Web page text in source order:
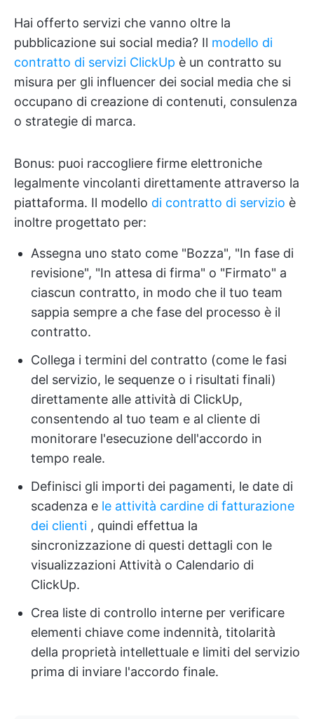
Hai offerto servizi che vanno oltre la
pubblicazione sui social media? Il modello di
contratto di servizi ClickUp è un contratto su
misura per gli influencer dei social media che si
occupano di creazione di contenuti, consulenza
o strategie di marca.
Bonus: puoi raccogliere firme elettroniche
legalmente vincolanti direttamente attraverso la
piattaforma. Il modello di contratto di servizio è
inoltre progettato per:
Assegna uno stato come "Bozza", "In fase di
revisione", "In attesa di firma" o "Firmato" a
ciascun contratto, in modo che il tuo team
sappia sempre a che fase del processo è il
contratto.
Collega i termini del contratto (come le fasi
del servizio, le sequenze o i risultati finali)
direttamente alle attività di ClickUp,
consentendo al tuo team e al cliente di
monitorare l'esecuzione dell'accordo in
tempo reale.
Definisci gli importi dei pagamenti, le date di
scadenza e le attività cardine di fatturazione
dei clienti , quindi effettua la
sincronizzazione di questi dettagli con le
visualizzazioni Attività o Calendario di
ClickUp.
Crea liste di controllo interne per verificare
elementi chiave come indennità, titolarità
della proprietà intellettuale e limiti del servizio
prima di inviare l'accordo finale.